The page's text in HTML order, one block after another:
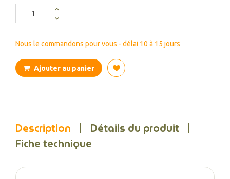
Nous le commandons pour vous - délai 10 à 15 jours
Ajouter au panier
Description
Détails du produit
Fiche technique